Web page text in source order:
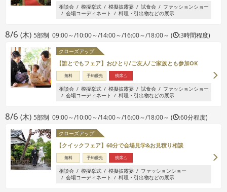
相談会 模擬挙式 模擬披露宴 試食会
ファッションショー
会場コーディネート
料理・引出物などの展示
8/6 (木) 5部制 09:00～/10:00～/14:00～/16:00～/18:00～ ( :3時間程度)
クローズアップ
【誰とでもフェア】おひとり/ご友人/ご家族とも参加OK
無料 予約優先 残席△
相談会 模擬挙式 模擬披露宴 試食会
ファッションショー
会場コーディネート
料理・引出物などの展示
8/6 (木) 5部制 09:00～/10:00～/14:00～/16:00～/18:00～ ( :60分程度)
クローズアップ
【クイックフェア】60分で会場見学&お見積り相談
無料 予約優先 残席△
相談会 模擬挙式 模擬披露宴
ファッションショー
会場コーディネート
料理・引出物などの展示